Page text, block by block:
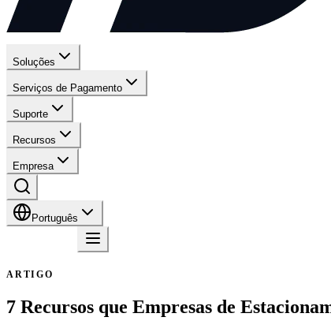
Soluções
Serviços de Pagamento
Suporte
Recursos
Empresa
Português
ARTIGO
7 Recursos que Empresas de